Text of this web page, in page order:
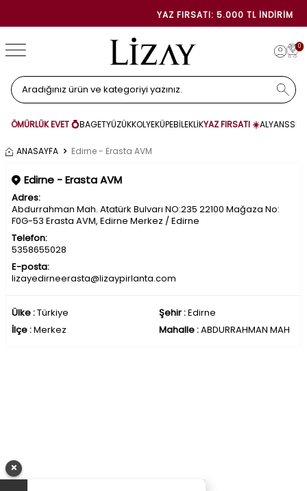
YAZ FIRSATI: 5.000 TL İNDIRIM
0
ÖMÜRLÜK EVET 💍BAGETYÜZÜKKOLYEKÜPEBİLEKLİKYAZ FIRSATI ☀️ALYANS
ANASAYFA Edirne - Erasta AVM
Edirne - Erasta AVM
Adres:
Abdurrahman Mah. Atatürk Bulvarı NO:235 22100 Mağaza No:
F0G-53 Erasta AVM, Edirne Merkez / Edirne
Telefon:
5358655028
E-posta:
lizayedirneerasta@lizaypirlanta.com
Ülke :Türkiye Şehir :Edirne
İlçe :Merkez Mahalle :ABDURRAHMAN MAH
×